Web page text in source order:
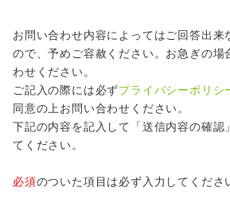
お問い合わせ内容によってはご回答出来
ので、予めご容赦ください。お急ぎの場
わせください。
ご記入の際には必ずプライバシーポリシ
同意の上お問い合わせください。
下記の内容を記入して「送信内容の確認
てください。
必須のついた項目は必ず入力してくださ